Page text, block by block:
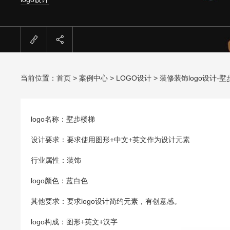
当前位置：首页 >案例中心 > LOGO设计 > 装修装饰logo设计-墅
logo名称：墅步楼梯
设计要求：要求使用图形+中文+英文作为设计元素
行业属性：装饰
logo颜色：蓝白色
其他要求：要求logo设计简约元素，有创意感。
logo构成：图形+英文+汉字